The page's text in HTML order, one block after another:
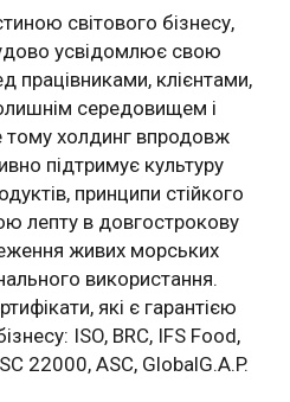
світового бізнесу,
усвідомлює свою
працівниками, клієнтами,
середовищем і
тому холдинг впродовж
підтримує культуру
принципи стійкого
лепту в довгострокову
живих морських
використання.
які є гарантією
ISO, BRC, IFS Food,
22000, ASC, GlobalG.A.P.